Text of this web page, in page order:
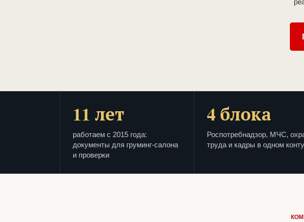
11 лет
работаем с 2015 года:
документы для груминг-салона
и проверки
4 блока
Роспотребнадзор, МЧС,
труда и кадры в одном